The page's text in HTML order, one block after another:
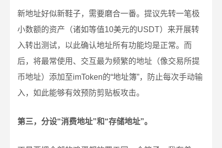
新地址好似新鞋子，需要磨合一番。提议先转一笔极
小数额的资产（诸如等值10美元的USDT）来开展转
入转出测试，以此确认地址所有功能均是正常。而
后，将最常使用、交互最为频繁的地址（像交易所提
币地址）添加至imToken的“地址簿”，防止每次手动输
入，如此能够有效预防剪贴板攻击。
第三，分设“消费地址”和“存储地址”。